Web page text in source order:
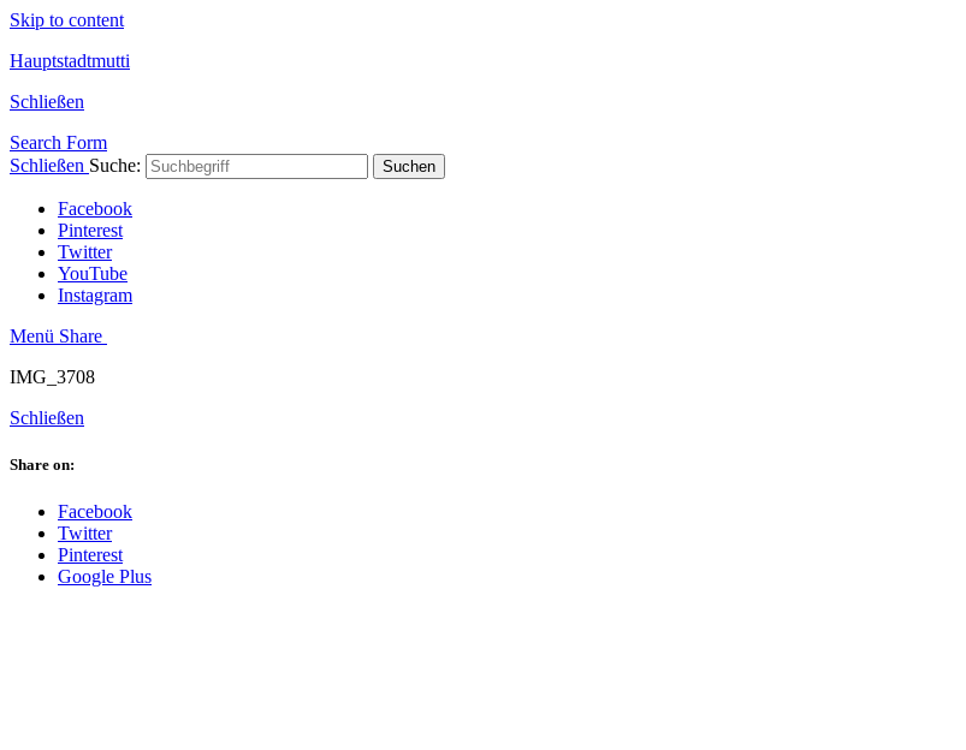
Skip to content
Hauptstadtmutti
Schließen
Search Form
Schließen Suche: Suchen
Facebook
Pinterest
Twitter
YouTube
Instagram
Menü Share
IMG_3708
Schließen
Share on:
Facebook
Twitter
Pinterest
Google Plus